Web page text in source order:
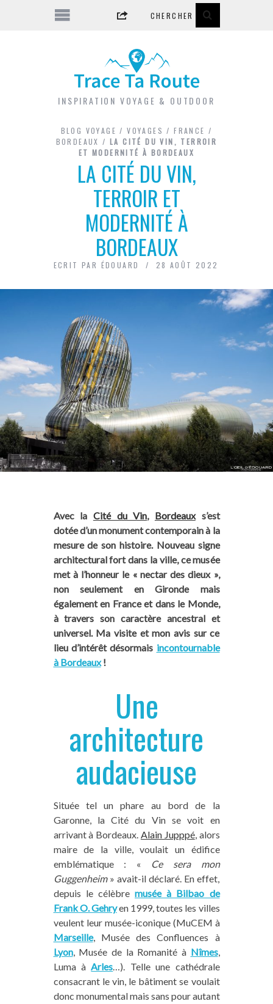
INSPIRATION VOYAGE & OUTDOOR
BLOG VOYAGE /VOYAGES /FRANCE /
BORDEAUX /LA CITÉ DU VIN, TERROIR
ET MODERNITÉ À BORDEAUX
LA CITÉ DU VIN,
TERROIR ET
MODERNITÉ À
BORDEAUX
ECRIT PAR ÉDOUARD 28 AOÛT 2022
Avec la Cité du Vin, Bordeauxs’est
dotée d’un monument contemporain à la
mesure de son histoire. Nouveau signe
architectural fort dans la ville, ce musée
met à l’honneur le « nectar des dieux »,
non seulement en Gironde mais
également en France et dans le Monde,
à travers son caractère ancestral et
universel. Ma visite et mon avis sur ce
lieu d’intérêt désormais incontournable
à Bordeaux!
Une
architecture
audacieuse
Située tel un phare au bord de la
Garonne, la Cité du Vin se voit en
arrivant à Bordeaux. Alain Jupppé, alors
maire de la ville, voulait un édifice
emblématique : «
Ce sera mon
Guggenheim» avait-il déclaré. En effet,
depuis le célèbre musée à Bilbao de
Frank O. Gehryen 1999, toutes les villes
veulent leur musée-iconique (MuCEM à
Marseille, Musée des Confluences à
Lyon, Musée de la Romanité à Nîmes,
Luma àArles…). Telle une cathédrale
consacrant le vin, le bâtiment se voulait
donc monumental mais sans pour autant